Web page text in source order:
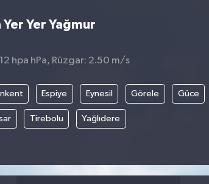
Yer Yer Yağmur
hpa hPa, Rüzgar: 2.50 m/s
Espiye Eynesil Görele Güce
Tirebolu Yağlıdere